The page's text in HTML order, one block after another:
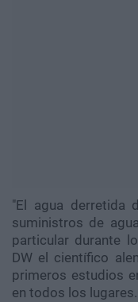
"El agua derretida
suministros de
particular durante
DW el científico
primeros estudios
en todos los lugares.